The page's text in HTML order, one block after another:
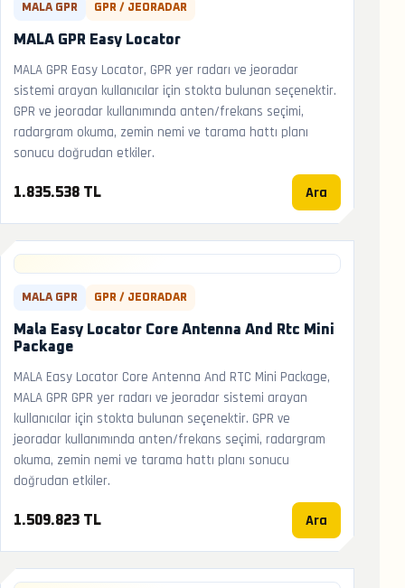
MALA GPR GPR / JEORADAR
MALA GPR Easy Locator
MALA GPR Easy Locator, GPR yer radarı ve jeoradar
sistemi arayan kullanıcılar için stokta bulunan seçenektir.
GPR ve jeoradar kullanımında anten/frekans seçimi,
radargram okuma, zemin nemi ve tarama hattı planı
sonucu doğrudan etkiler.
1.835.538 TL Ara
MALA GPR GPR / JEORADAR
Mala Easy Locator Core Antenna And Rtc Mini
Package
MALA Easy Locator Core Antenna And RTC Mini Package,
MALA GPR GPR yer radarı ve jeoradar sistemi arayan
kullanıcılar için stokta bulunan seçenektir. GPR ve
jeoradar kullanımında anten/frekans seçimi, radargram
okuma, zemin nemi ve tarama hattı planı sonucu
doğrudan etkiler.
1.509.823 TL Ara